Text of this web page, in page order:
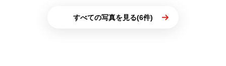
すべての写真を見る(6件)